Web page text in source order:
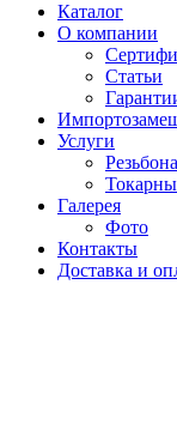
Каталог
О компании
Статьи
Услуги
Галерея
Фото
Контакты
Доставка и